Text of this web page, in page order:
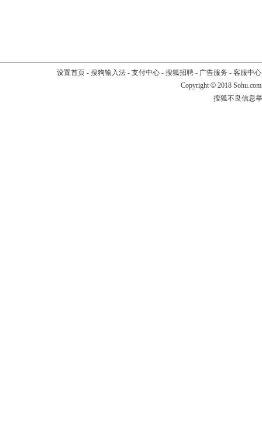
设置首页- 搜狗输入法- 支付中心- 搜狐招聘- 广告服务 - 客服中心
Copyright © 2018
搜狐不良信息